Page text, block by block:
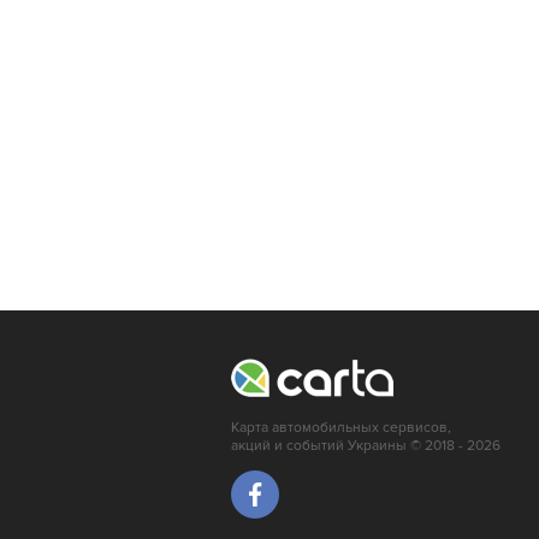
Карта автомобильных сервисов,
акций и событий Украины © 2018 - 2026